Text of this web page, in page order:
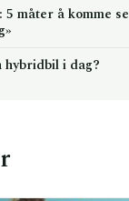
måter å komme
i dag?